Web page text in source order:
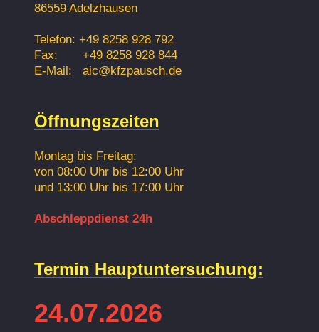
86559 Adelzhausen
Telefon: +49 8258 928 792
Fax: +49 8258 928 844
E-Mail: aic@kfzpausch.de
Öffnungszeiten
Montag bis Freitag:
von 08:00 Uhr bis 12:00 Uhr
und 13:00 Uhr bis 17:00 Uhr
Abschleppdienst 24h
Termin Hauptuntersuchung:
24.07.2026